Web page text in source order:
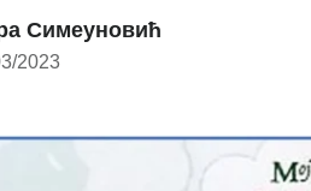
Симеуновић
2023